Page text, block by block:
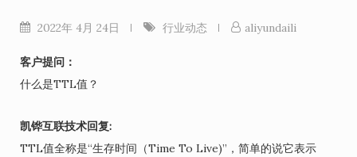
2022年 4月 24日 行业动态 aliyundaili
客户提问：
什么是TTL值？
凯铧互联技术回复:
TTL值全称是“生存时间（Time To Live)”，简单的说它表示